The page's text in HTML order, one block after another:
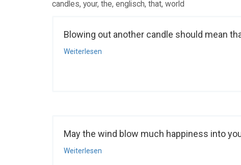
candles, your, the, englisch, that, world
Blowing out another candle should mean
Weiterlesen
May the wind blow much happiness into
Weiterlesen